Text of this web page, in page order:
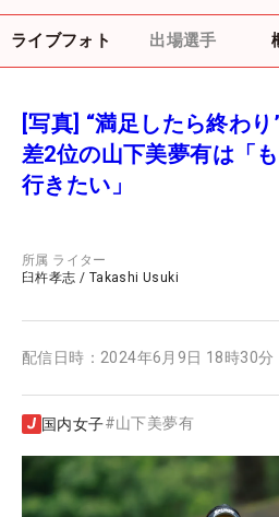
ライブフォト 出場選手
[写真] “満足したら終わ
差2位の山下美夢有は「
行きたい」
所属 ライター
臼杵孝志 / Takashi Usuki
配信日時： 2024年6月9日 18時30分
国内女子#山下美夢有